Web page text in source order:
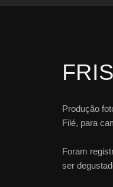
Produção
Filé, para
Foram
ser